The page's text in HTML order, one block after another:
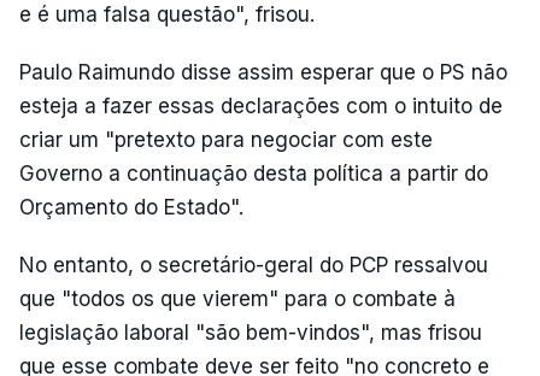
e é uma falsa questão", frisou.
Paulo Raimundo disse assim esperar que o PS não
esteja a fazer essas declarações com o intuito de
criar um "pretexto para negociar com este
Governo a continuação desta política a partir do
Orçamento do Estado".
No entanto, o secretário-geral do PCP ressalvou
que "todos os que vierem" para o combate à
legislação laboral "são bem-vindos", mas frisou
que esse combate deve ser feito "no concreto e